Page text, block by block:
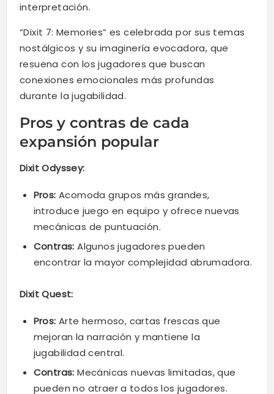
interpretación.
“Dixit 7: Memories” es celebrada por sus temas
nostálgicos y su imaginería evocadora, que
resuena con los jugadores que buscan
conexiones emocionales más profundas
durante la jugabilidad.
Pros y contras de cada
expansión popular
Dixit Odyssey:
Pros: Acomoda grupos más grandes,
introduce juego en equipo y ofrece nuevas
mecánicas de puntuación.
Contras: Algunos jugadores pueden
encontrar la mayor complejidad abrumadora.
Dixit Quest:
Pros: Arte hermoso, cartas frescas que
mejoran la narración y mantiene la
jugabilidad central.
Contras: Mecánicas nuevas limitadas, que
pueden no atraer a todos los jugadores.